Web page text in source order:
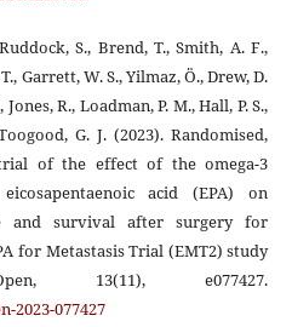
S., Brend, T., Smith, A. F.,
Garrett, W. S., Yilmaz, Ö., Drew, D.
R., Loadman, P. M., Hall, P. S.,
G. J. (2023). Randomised,
of the effect of the omega-3
acid (EPA) on
and survival after surgery for
for Metastasis Trial (EMT2) study
13(11), e077427.
2023-077427